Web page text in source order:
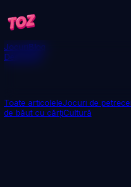
JocuriBlog
Descarcă
Toate articoleleJocuri de
de băut cu cărțiCultură